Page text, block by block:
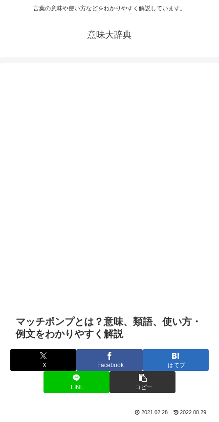
言葉の意味や使い方などをわかりやすく解説しています。
意味大辞典
マッチポンプとは？意味、類語、使い方・
例文をわかりやすく解説
X Facebook はてブ
LINE コピー
2021.02.28 2022.08.29